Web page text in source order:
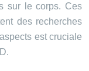
sur le corps. Ces
des recherches
est cruciale